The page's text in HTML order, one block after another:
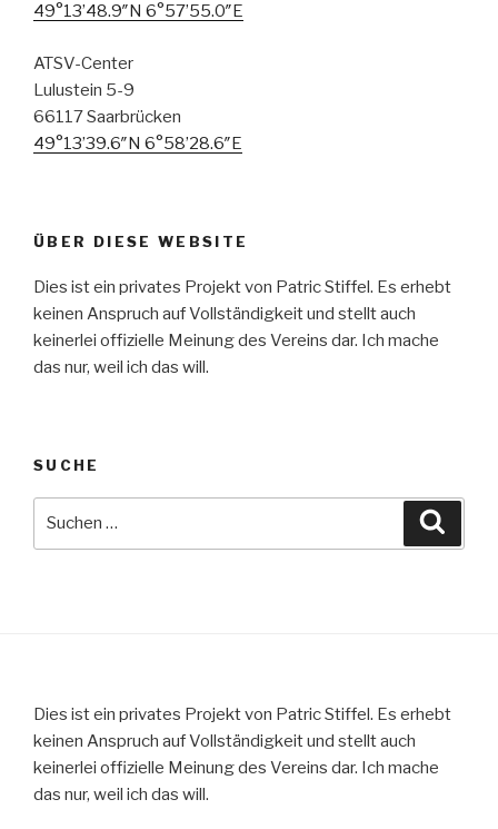
49°13’48.9″N 6°57’55.0″E
ATSV-Center
Lulustein 5-9
66117 Saarbrücken
49°13’39.6″N 6°58’28.6″E
ÜBER DIESE WEBSITE
Dies ist ein privates Projekt von Patric Stiffel. Es erhebt
keinen Anspruch auf Vollständigkeit und stellt auch
keinerlei offizielle Meinung des Vereins dar. Ich mache
das nur, weil ich das will.
SUCHE
Dies ist ein privates Projekt von Patric Stiffel. Es erhebt
keinen Anspruch auf Vollständigkeit und stellt auch
keinerlei offizielle Meinung des Vereins dar. Ich mache
das nur, weil ich das will.